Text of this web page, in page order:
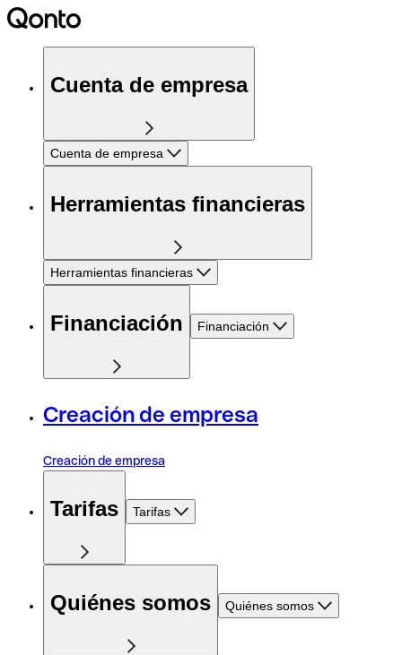
Cuenta de empresa
Cuenta de empresa
Herramientas financieras
Herramientas financieras
Financiación Financiación
Creación de empresa
Creación de empresa
Tarifas Tarifas
Quiénes somos Quiénes somos